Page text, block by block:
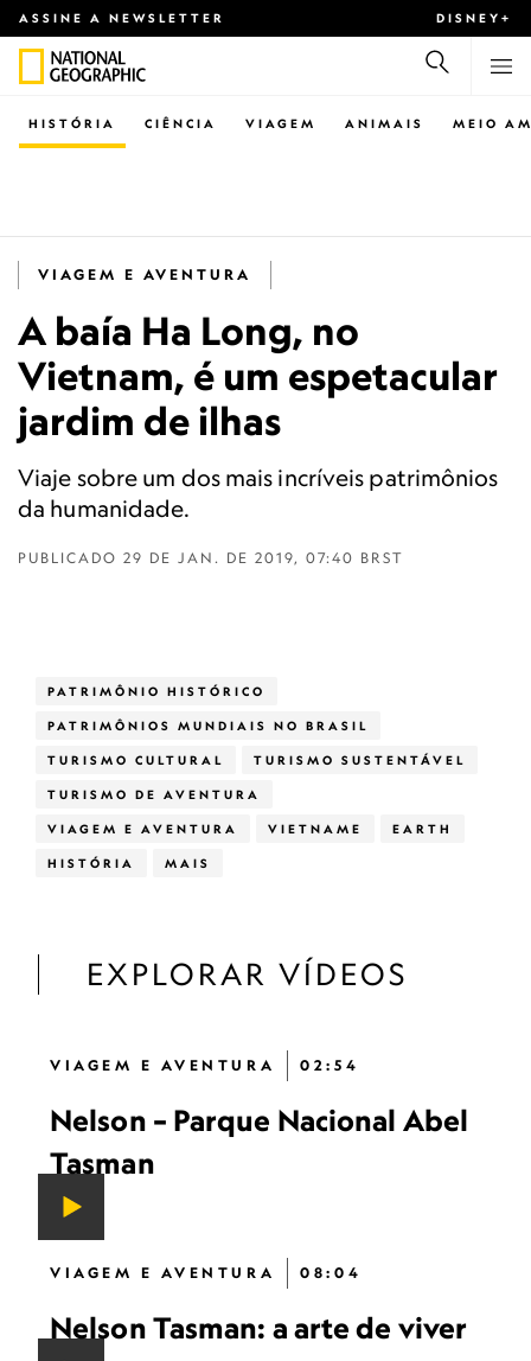
ASSINE A NEWSLETTER DISNEY+
CIÊNCIA VIAGEM ANIMAIS
HISTÓRIA MEIO
VIAGEM E AVENTURA
A baía Ha Long, no
Vietnam, é um espetacular
jardim de ilhas
Viaje sobre um dos mais incríveis patrimônios
da humanidade.
PUBLICADO 29 DE JAN. DE 2019, 07:40 BRST
PATRIMÔNIO HISTÓRICO
PATRIMÔNIOS MUNDIAIS NO BRASIL
TURISMO CULTURAL TURISMO SUSTENTÁVEL
TURISMO DE AVENTURA
VIAGEM E AVENTURA VIETNAME EARTH
HISTÓRIA MAIS
EXPLORAR VÍDEOS
VIAGEM E AVENTURA 02:54
Nelson – Parque Nacional Abel
Tasman
VIAGEM E AVENTURA 08:04
Nelson Tasman: a arte de viver